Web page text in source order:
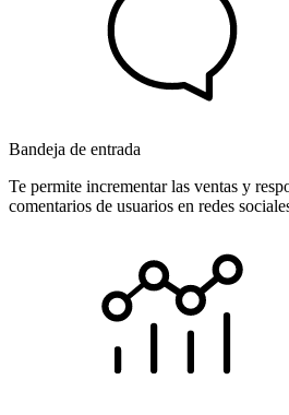
Bandeja de entrada
Te permite incrementar las ventas y
comentarios de usuarios en redes